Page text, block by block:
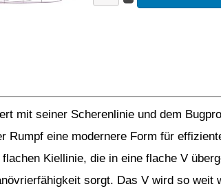
mit seiner Scherenlinie und dem
Rumpf eine modernere Form für
Kiellinie, die in eine flache V
sorgt. Das V wird so weit